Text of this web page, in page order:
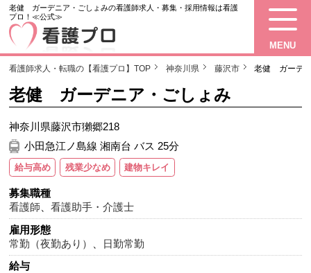
老健 ガーデニア・ごしょみの看護師求人・募集・採用情報は看護
プロ！≪公式≫
MENU
看護師求人・転職の【看護プロ】TOP 神奈川県 藤沢市 老健 ガーデニ
老健 ガーデニア・ごしょみ
神奈川県藤沢市獺郷218
小田急江ノ島線 湘南台 バス 25分
給与高め 残業少なめ 建物キレイ
募集職種
看護師 、看護助手・介護士
雇用形態
常勤（夜勤あり）
日勤常勤
給与